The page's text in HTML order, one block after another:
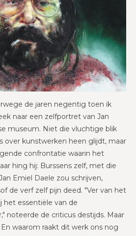
de jaren negentig toen ik
naar een zelfportret van Jan
museum. Niet die vluchtige blik
over kunstwerken heen glijdt, maar
confrontatie waarin het
hing hij: Burssens zelf, met die
Emiel Daele zou schrijven,
de verf zelf pijn deed. "Ver van het
essentiële van de
noteerde de criticus destijds. Maar
waarom raakt dit werk ons nog